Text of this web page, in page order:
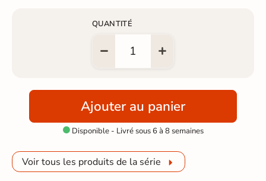
QUANTITÉ
Ajouter au panier
Disponible - Livré sous 6 à 8 semaines
Voir tous les produits de la série